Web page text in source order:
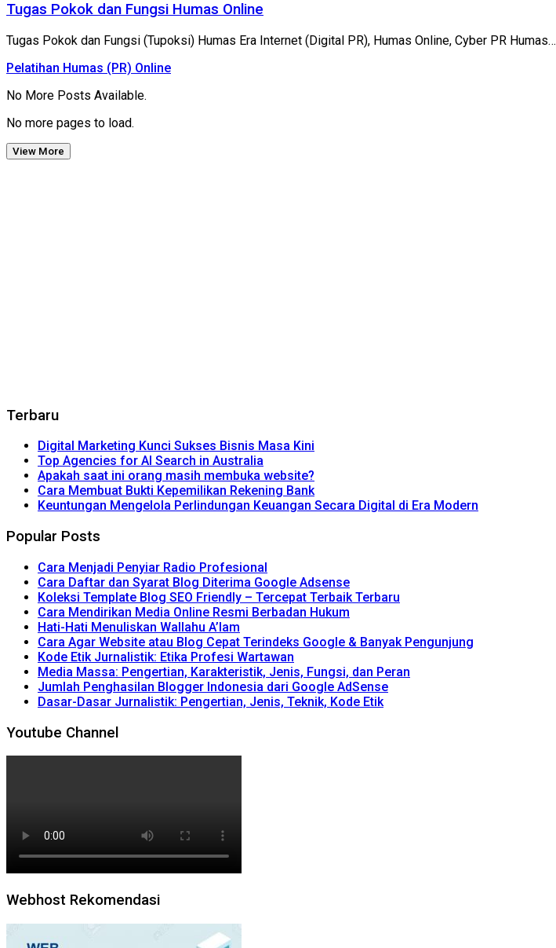
Tugas Pokok dan Fungsi Humas Online
Tugas Pokok dan Fungsi (Tupoksi) Humas Era Internet (Digital PR), Humas Online, Cyber PR Humas…
Pelatihan Humas (PR) Online
No More Posts Available.
No more pages to load.
View More
Terbaru
Digital Marketing Kunci Sukses Bisnis Masa Kini
Top Agencies for AI Search in Australia
Apakah saat ini orang masih membuka website?
Cara Membuat Bukti Kepemilikan Rekening Bank
Keuntungan Mengelola Perlindungan Keuangan Secara Digital di Era Modern
Popular Posts
Cara Menjadi Penyiar Radio Profesional
Cara Daftar dan Syarat Blog Diterima Google Adsense
Koleksi Template Blog SEO Friendly – Tercepat Terbaik Terbaru
Cara Mendirikan Media Online Resmi Berbadan Hukum
Hati-Hati Menuliskan Wallahu A’lam
Cara Agar Website atau Blog Cepat Terindeks Google & Banyak Pengunjung
Kode Etik Jurnalistik: Etika Profesi Wartawan
Media Massa: Pengertian, Karakteristik, Jenis, Fungsi, dan Peran
Jumlah Penghasilan Blogger Indonesia dari Google AdSense
Dasar-Dasar Jurnalistik: Pengertian, Jenis, Teknik, Kode Etik
Youtube Channel
Webhost Rekomendasi